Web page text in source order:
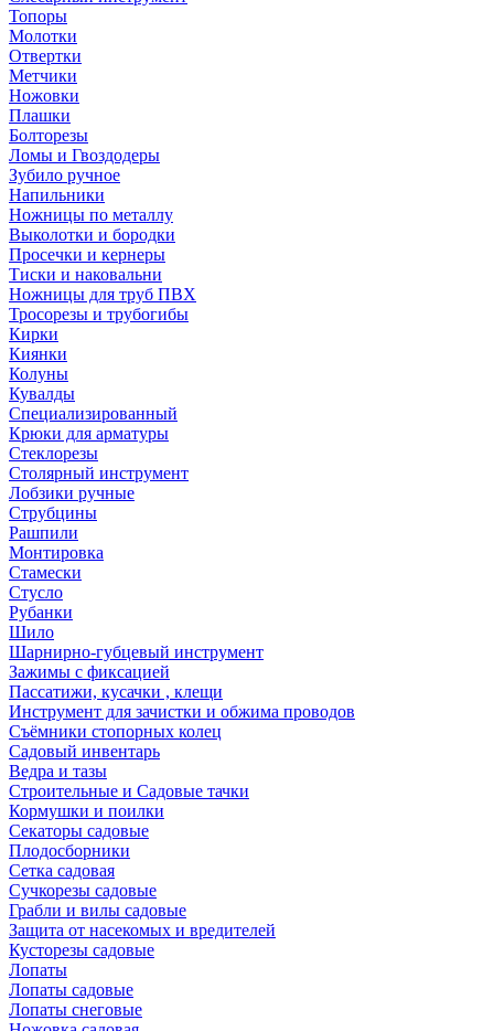
Топоры
Молотки
Отвертки
Метчики
Ножовки
Плашки
Болторезы
Ломы и Гвоздодеры
Зубило ручное
Напильники
Ножницы по металлу
Выколотки и бородки
Просечки и кернеры
Тиски и наковальни
Ножницы для труб ПВХ
Тросорезы и трубогибы
Кирки
Киянки
Колуны
Кувалды
Специализированный
Крюки для арматуры
Стеклорезы
Столярный инструмент
Лобзики ручные
Струбцины
Рашпили
Монтировка
Стамески
Стусло
Рубанки
Шило
Шарнирно-губцевый инструмент
Зажимы с фиксацией
Пассатижи, кусачки , клещи
Инструмент для зачистки и обжима проводов
Съёмники стопорных колец
Садовый инвентарь
Ведра и тазы
Строительные и Садовые тачки
Кормушки и поилки
Секаторы садовые
Плодосборники
Сетка садовая
Сучкорезы садовые
Грабли и вилы садовые
Защита от насекомых и вредителей
Кусторезы садовые
Лопаты
Лопаты садовые
Лопаты снеговые